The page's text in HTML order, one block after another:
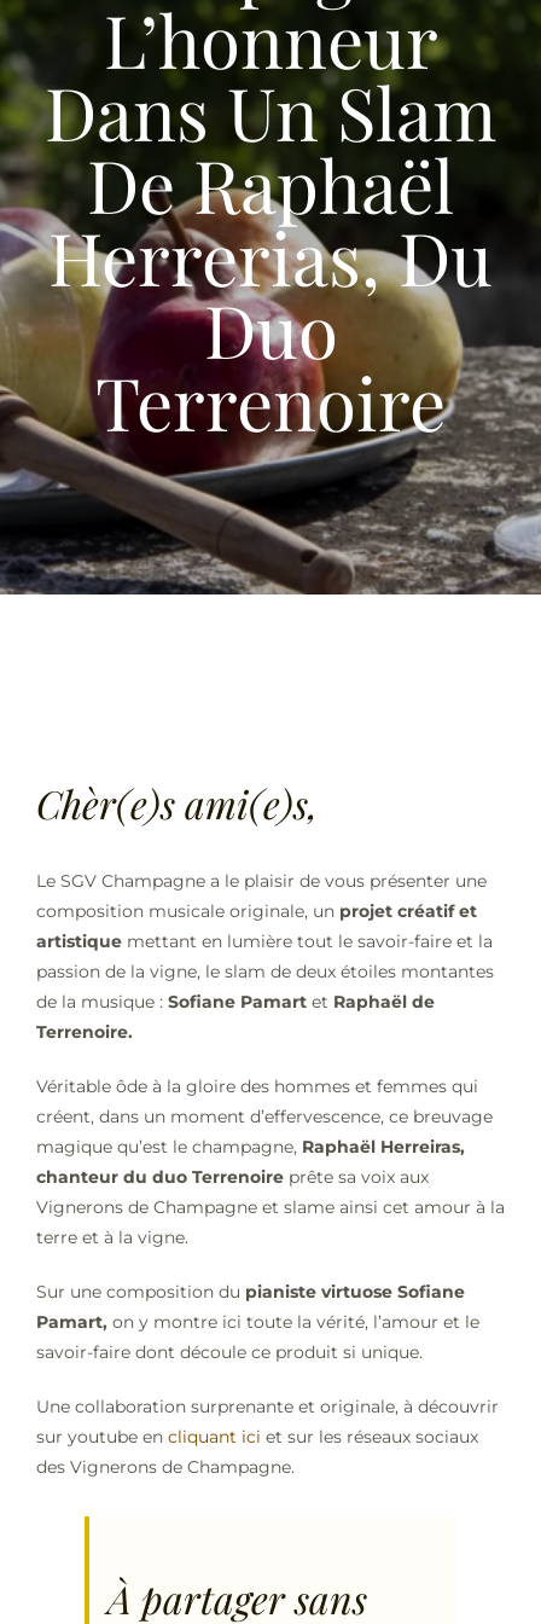
LIVRAISON
CONTACT
L’honneur
Dans Un Slam
De Raphaël
Herrerias, Du
Duo
Terrenoire
Chèr(e)s ami(e)s,
Le SGV Champagne a le plaisir de vous présenter une
composition musicale originale, un projet créatif et
artistiquemettant en lumière tout le savoir-faire et la
passion de la vigne, le slam de deux étoiles montantes
de la musique : Sofiane Pamartet Raphaël de
Terrenoire.
Véritable ôde à la gloire des hommes et femmes qui
créent, dans un moment d’effervescence, ce breuvage
magique qu’est le champagne, Raphaël Herreiras,
chanteur du duo Terrenoireprête sa voix aux
Vignerons de Champagne et slame ainsi cet amour à la
terre et à la vigne.
Sur une composition du pianiste virtuose Sofiane
Pamart,on y montre ici toute la vérité, l’amour et le
savoir-faire dont découle ce produit si unique.
Une collaboration surprenante et originale, à découvrir
sur youtube en cliquant ici et sur les réseaux sociaux
des Vignerons de Champagne.
À partager sans